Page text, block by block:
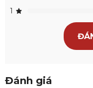
1
Đánh giá